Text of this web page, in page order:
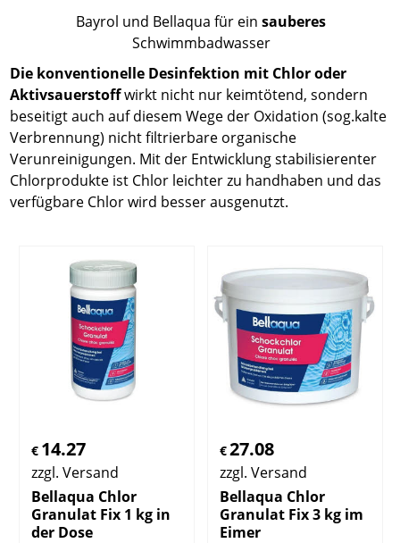
Bayrol und Bellaqua für ein sauberes
Schwimmbadwasser
Die konventionelle Desinfektion mit Chlor oder
Aktivsauerstoffwirkt nicht nur keimtötend, sondern
beseitigt auch auf diesem Wege der Oxidation (sog.kalte
Verbrennung) nicht filtrierbare organische
Verunreinigungen. Mit der Entwicklung stabilisierenter
Chlorprodukte ist Chlor leichter zu handhaben und das
verfügbare Chlor wird besser ausgenutzt.
€ 14.27
zzgl. Versand
Bellaqua Chlor
Granulat Fix 1 kg in
der Dose
€27.08
zzgl. Versand
Bellaqua Chlor
Granulat Fix 3 kg im
Eimer